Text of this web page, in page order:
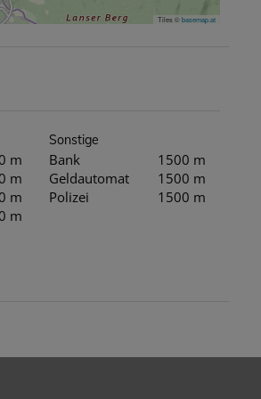
Tiles ©basemap.at
m
m
m
m
Sonstige
Bank
1500 m
Geldautomat
1500 m
Polizei
1500 m